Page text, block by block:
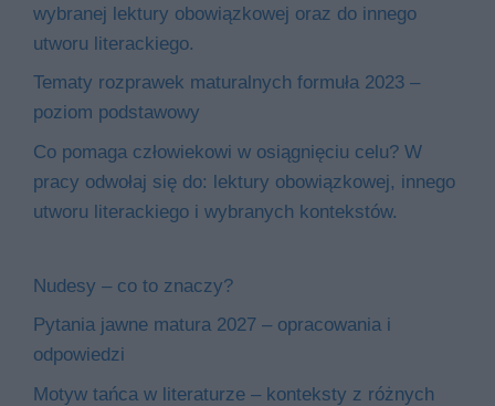
wybranej lektury obowiązkowej oraz do innego
utworu literackiego.
Tematy rozprawek maturalnych formuła 2023 –
poziom podstawowy
Co pomaga człowiekowi w osiągnięciu celu? W
pracy odwołaj się do: lektury obowiązkowej, innego
utworu literackiego i wybranych kontekstów.
Nudesy – co to znaczy?
Pytania jawne matura 2027 – opracowania i
odpowiedzi
Motyw tańca w literaturze – konteksty z różnych